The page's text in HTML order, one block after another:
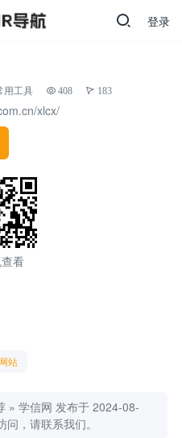
登录
用工具 408 183
xlcx/
看
站
» 学信网 发布于 2024-08-
，请联系我们。